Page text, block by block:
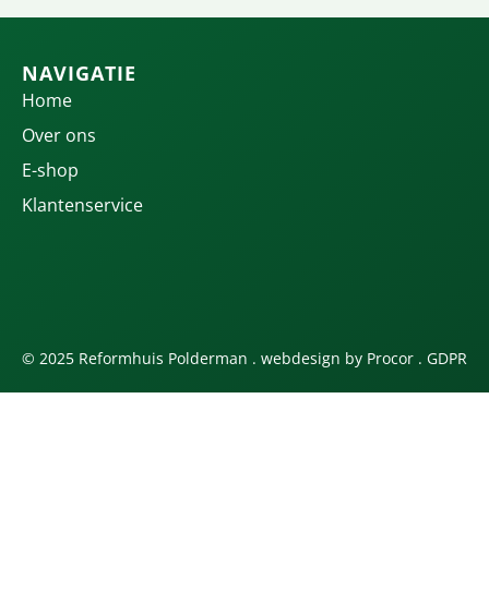
NAVIGATIE
Home
Over ons
E-shop
Klantenservice
© 2025 Reformhuis Polderman . webdesign by Procor . GDPR